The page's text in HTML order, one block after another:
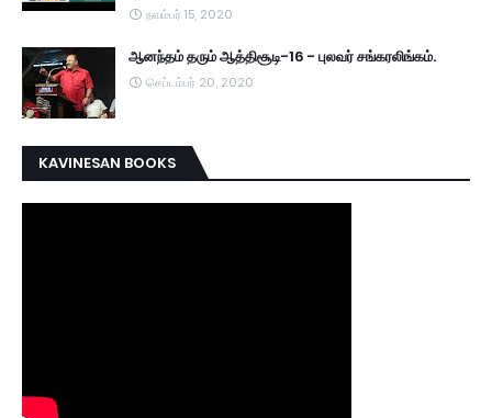
நவம்பர் 15, 2020
ஆனந்தம் தரும் ஆத்திசூடி-16 - புலவர் சங்கரலிங்கம்.
செப்டம்பர் 20, 2020
KAVINESAN BOOKS